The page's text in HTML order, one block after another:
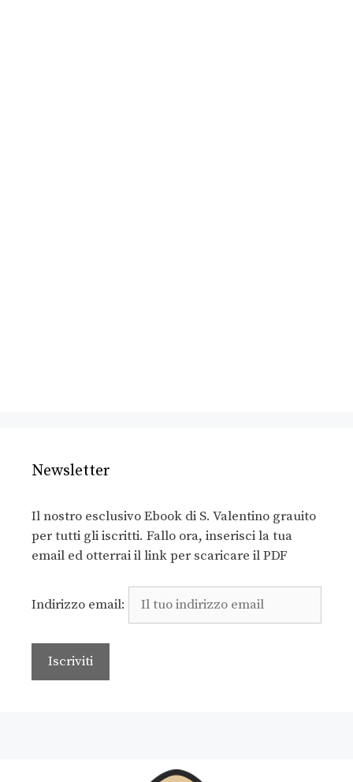
Newsletter
Il nostro esclusivo Ebook di S. Valentino grauito
per tutti gli iscritti. Fallo ora, inserisci la tua
email ed otterrai il link per scaricare il PDF
Indirizzo email: